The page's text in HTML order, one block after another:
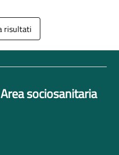
Area sociosanitaria